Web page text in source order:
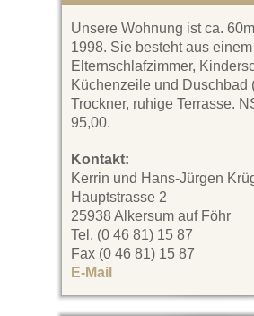
Unsere Wohnung ist ca.
1998. Sie besteht aus einem
Elternschlafzimmer,
Küchenzeile und Duschbad
Trockner, ruhige Terrasse.
95,00.
Kontakt:
Kerrin und Hans-Jürgen
Hauptstrasse 2
25938 Alkersum auf Föhr
Tel. (0 46 81) 15 87
Fax (0 46 81) 15 87
E-Mail